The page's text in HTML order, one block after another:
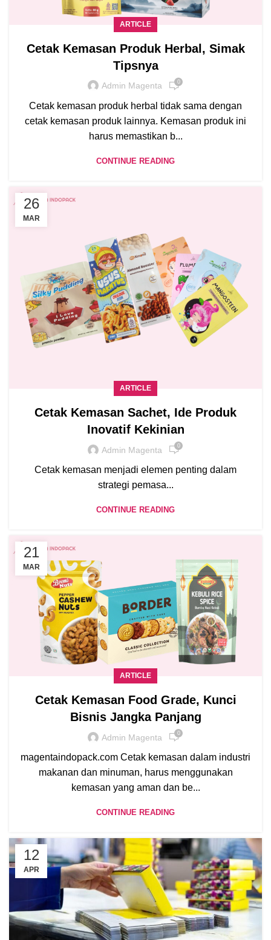
ARTICLE
Cetak Kemasan Produk Herbal, Simak
Tipsnya
Admin Magenta 0
Cetak kemasan produk herbal tidak sama dengan
cetak kemasan produk lainnya. Kemasan produk ini
harus memastikan b...
CONTINUE READING
26
MAR
ARTICLE
Cetak Kemasan Sachet, Ide Produk
Inovatif Kekinian
Admin Magenta 0
Cetak kemasan menjadi elemen penting dalam
strategi pemasa...
CONTINUE READING
21
MAR
ARTICLE
Cetak Kemasan Food Grade, Kunci
Bisnis Jangka Panjang
Admin Magenta 0
magentaindopack.com Cetak kemasan dalam industri
makanan dan minuman, harus menggunakan
kemasan yang aman dan be...
CONTINUE READING
12
APR